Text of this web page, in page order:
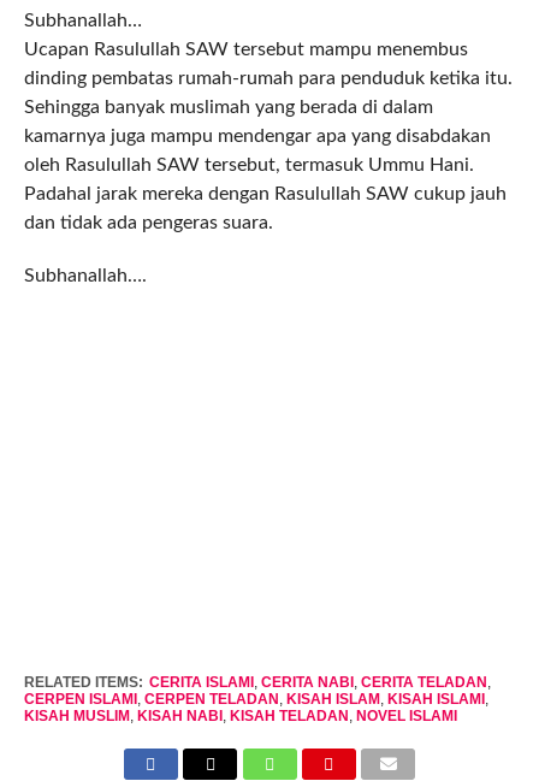
Subhanallah…
Ucapan Rasulullah SAW tersebut mampu menembus
dinding pembatas rumah-rumah para penduduk ketika itu.
Sehingga banyak muslimah yang berada di dalam
kamarnya juga mampu mendengar apa yang disabdakan
oleh Rasulullah SAW tersebut, termasuk Ummu Hani.
Padahal jarak mereka dengan Rasulullah SAW cukup jauh
dan tidak ada pengeras suara.
Subhanallah….
RELATED ITEMS: CERITA ISLAMI, CERITA NABI, CERITA TELADAN
CERPEN ISLAMI, CERPEN TELADAN KISAH ISLAM, KISAH ISLAMI,
KISAH MUSLIM, KISAH NABI, KISAH TELADAN NOVEL ISLAMI